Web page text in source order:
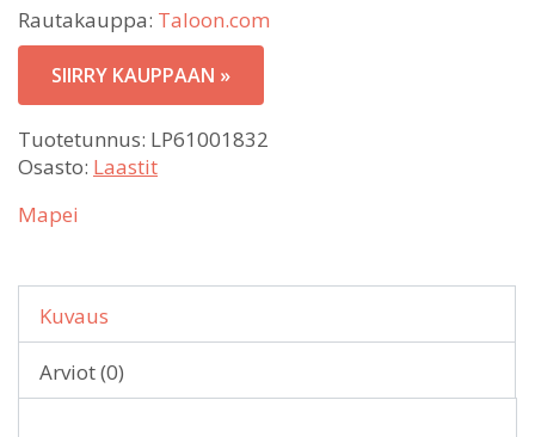
Rautakauppa: Taloon.com
SIIRRY KAUPPAAN »
Tuotetunnus: LP61001832
Osasto: Laastit
Mapei
Kuvaus
Arviot (0)